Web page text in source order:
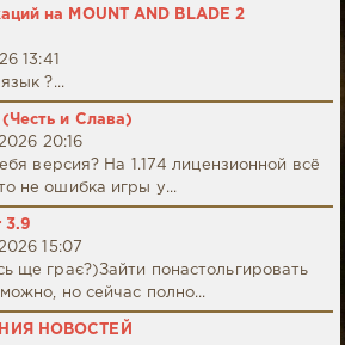
на MOUNT AND BLADE 2
13:41
?...
и Слава)
20:16
версия? На 1.174 лицензионной всё
не ошибка игры у...
3.9
15:07
ще грає?)Зайти понастольгировать
но сейчас полно...
НОВОСТЕЙ